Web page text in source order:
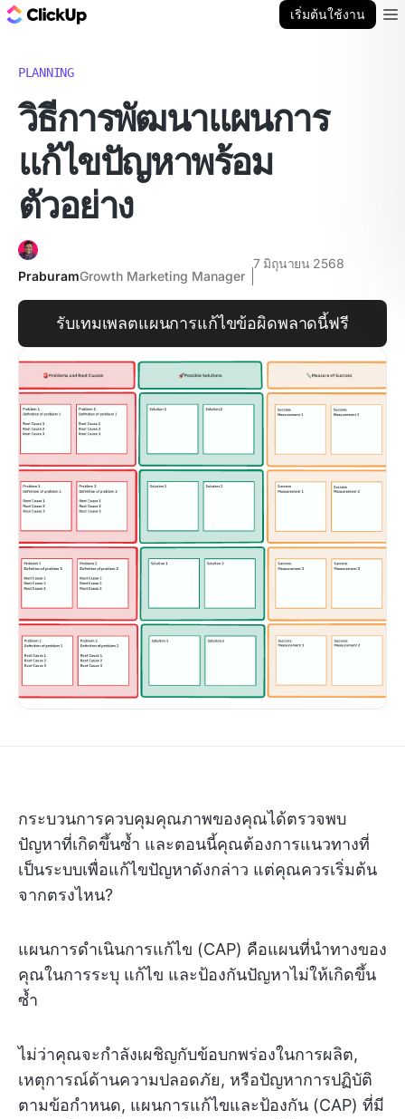
เริ่มต้นใช้งาน
PLANNING
วิธีการพัฒนาแผนการ
แก้ไขปัญหาพร้อม
ตัวอย่าง
PraburamGrowth Marketing Manager
7 มิถุนายน 2568
รับเทมเพลตแผนการแก้ไขข้อผิดพลาดนี้ฟรี
กระบวนการควบคุมคุณภาพของคุณได้ตรวจพบ
ปัญหาที่เกิดขึ้นซ้ำ และตอนนี้คุณต้องการแนวทางที่
เป็นระบบเพื่อแก้ไขปัญหาดังกล่าว แต่คุณควรเริ่มต้น
จากตรงไหน?
แผนการดำเนินการแก้ไข (CAP) คือแผนที่นำทางของ
คุณในการระบุ แก้ไข และป้องกันปัญหาไม่ให้เกิดขึ้น
ซ้ำ
ไม่ว่าคุณจะกำลังเผชิญกับข้อบกพร่องในการผลิต,
เหตุการณ์ด้านความปลอดภัย, หรือปัญหาการปฏิบัติ
ตามข้อกำหนด, แผนการแก้ไขและป้องกัน (CAP) ที่มี